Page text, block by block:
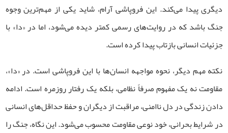
دیگری پیدا می‌کند. این فروپاشی آرام، شاید یکی از مهم‌ترین وجوه
جنگ باشد که در روایت‌های رسمی کمتر دیده می‌شود، اما در «دا» با
جزئیات انسانی بازتاب پیدا کرده است.
نکته مهم دیگر، نحوه مواجهه انسان‌ها با این فروپاشی است. در «دا»،
مقاومت نه یک مفهوم صرفاً نظامی، بلکه یک رفتار روزمره است. ادامه
دادن زندگی در دل ناامنی، مراقبت از دیگران و حفظ حداقل‌های انسانی
در شرایط بحرانی، خود نوعی مقاومت محسوب می‌شود. این نگاه، جنگ را